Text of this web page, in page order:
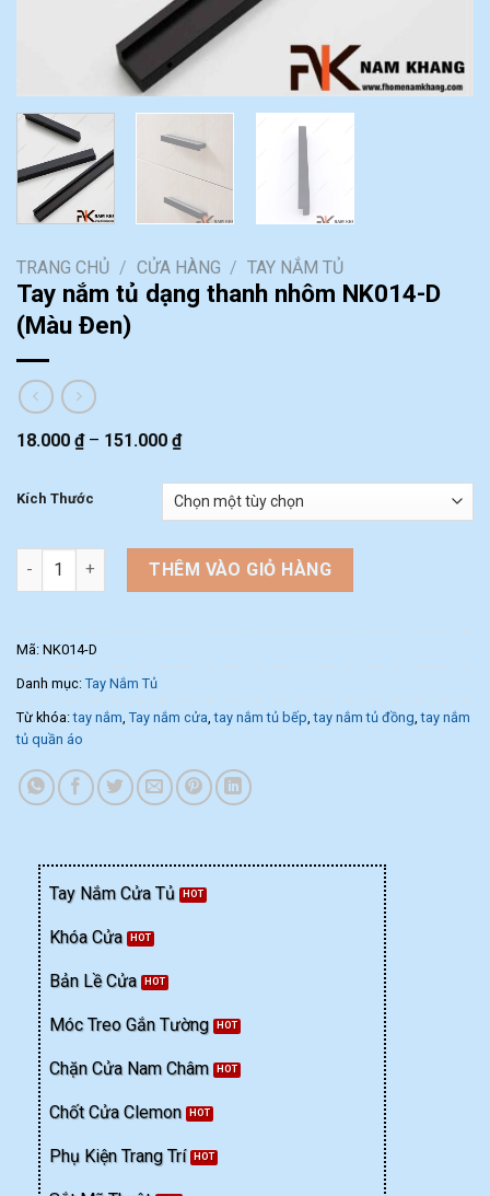
TRANG CHỦ / CỬA HÀNG / TAY NẮM TỦ
Tay nắm tủ dạng thanh nhôm NK014-D
(Màu Đen)
18.000 ₫– 151.000 ₫
Kích Thước
Tay nắm tủ dạng thanh nhôm NK014-D (Màu Đen) số lượng
THÊM VÀO GIỎ HÀNG
Mã: NK014-D
Danh mục: Tay Nắm Tủ
Từ khóa:tay nắm Tay nắm cửa ,tay nắm tủ bếp ,tay nắm tủ đồng ,tay nắm
tủ quần áo
Tay Nắm Cửa Tủ
Khóa Cửa
Bản Lề Cửa
Móc Treo Gắn Tường
Chặn Cửa Nam Châm
Chốt Cửa Clemon
Phụ Kiện Trang Trí